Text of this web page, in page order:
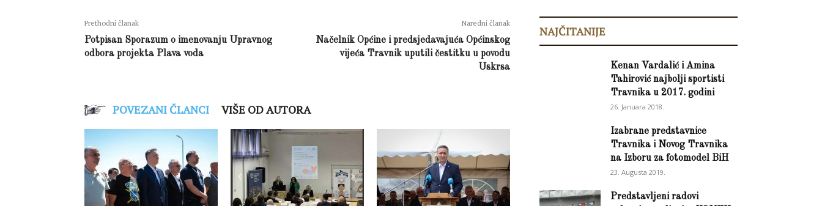
Prethodni članak
Potpisan Sporazum o imenovanju Upravnog
odbora projekta Plava voda
Naredni članak
Načelnik Općine i predsjedavajuća Općinskog
vijeća Travnik uputili čestitku u povodu
Uskrsa
POVEZANI ČLANCI VIŠE OD AUTORA
NAJČITANIJE
Kenan Vardalić i Amina
Tahirović najbolji sportisti
Travnika u 2017. godini
26. Januara 2018.
Izabrane predstavnice
Travnika i Novog Travnika
na Izboru za fotomodel BiH
23. Augusta 2019.
Predstavljeni radovi